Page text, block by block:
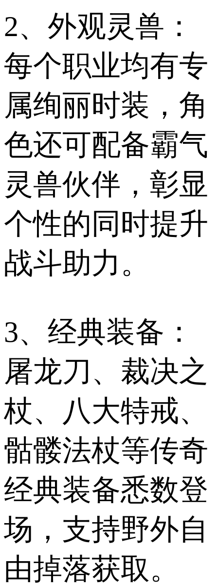
2、外观灵兽：
每个职业均有专
属绚丽时装，角
色还可配备霸气
灵兽伙伴，彰显
个性的同时提升
战斗助力。
3、经典装备：
屠龙刀、裁决之
杖、八大特戒、
骷髅法杖等传奇
经典装备悉数登
场，支持野外自
由掉落获取。